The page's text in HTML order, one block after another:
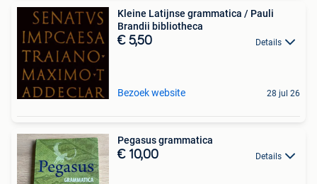
Kleine Latijnse grammatica / Pauli
Brandii bibliotheca
€ 5,50 Details
Bezoek website 28 jul 26
Pegasus grammatica
€ 10,00 Details